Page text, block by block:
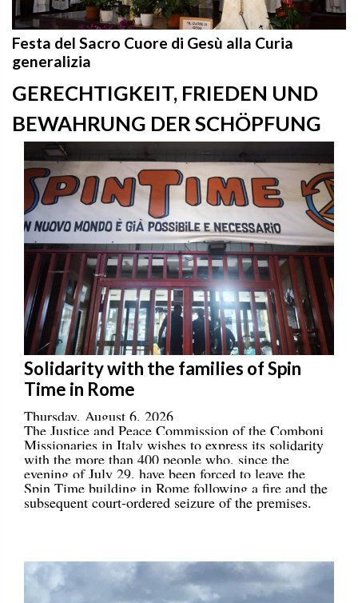
Festa del Sacro Cuore di Gesù alla Curia
generalizia
GERECHTIGKEIT, FRIEDEN UND
BEWAHRUNG DER SCHÖPFUNG
Solidarity with the families of Spin
Time in Rome
Thursday, August 6, 2026
The Justice and Peace Commission of the Comboni
Missionaries in Italy wishes to express its solidarity
with the more than 400 people who, since the
evening of July 29, have been forced to leave the
Spin Time building in Rome following a fire and the
subsequent court-ordered seizure of the premises.